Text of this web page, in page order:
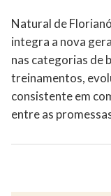
Natural de
integra a nova
nas categorias de
treinamentos,
consistente em
entre as